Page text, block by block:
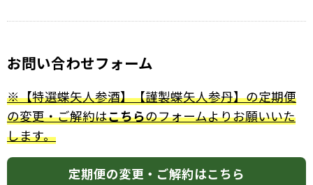
お問い合わせフォーム
※【特選蝶矢人参酒】【謹製蝶矢人参丹】の定期便
の変更・ご解約はこちらのフォームよりお願いいた
します。
定期便の変更・ご解約はこちら